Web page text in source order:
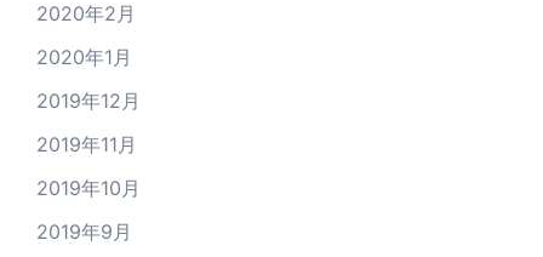
2020年2月
2020年1月
2019年12月
2019年11月
2019年10月
2019年9月